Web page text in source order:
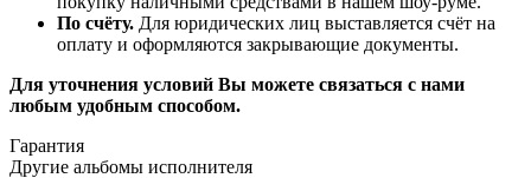
По счёту. Для юридических лиц выставляется счёт на
оплату и оформляются закрывающие документы.
Для уточнения условий Вы можете связаться с нами
любым удобным способом.
Гарантия
Другие альбомы исполнителя